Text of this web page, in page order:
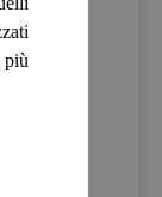
più